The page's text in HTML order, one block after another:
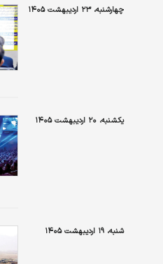
چهارشنبه، ۲۳ اردیبهشت ۱۴۰۵
یکشنبه، ۲۰ اردیبهشت ۱۴۰۵
شنبه، ۱۹ اردیبهشت ۱۴۰۵